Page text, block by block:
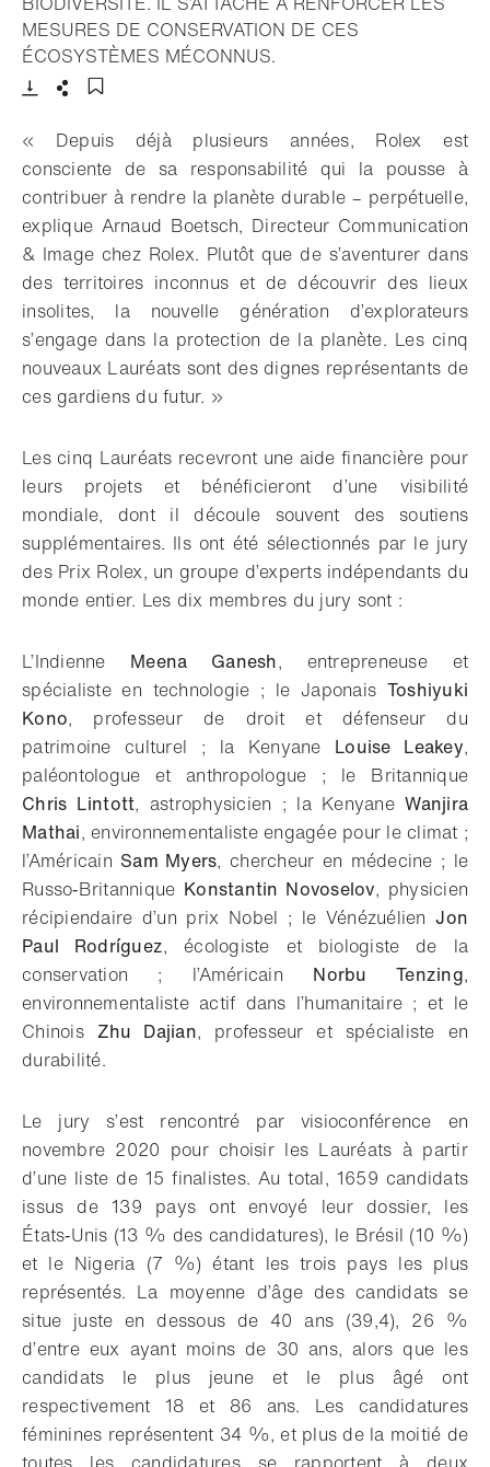
MESURES DE CONSERVATION DE CES
ÉCOSYSTÈMES MÉCONNUS.
« Depuis déjà plusieurs années, Rolex est
consciente de sa responsabilité qui la pousse à
contribuer à rendre la planète durable – perpétuelle,
explique Arnaud Boetsch, Directeur Communication
& Image chez Rolex. Plutôt que de s’aventurer dans
des territoires inconnus et de découvrir des lieux
insolites, la nouvelle génération d’explorateurs
s’engage dans la protection de la planète. Les cinq
nouveaux Lauréats sont des dignes représentants de
ces gardiens du futur. »
Les cinq Lauréats recevront une aide financière pour
leurs projets et bénéficieront d’une visibilité
mondiale, dont il découle souvent des soutiens
supplémentaires. Ils ont été sélectionnés par le jury
des Prix Rolex, un groupe d’experts indépendants du
monde entier. Les dix membres du jury sont :
L’Indienne Meena Ganesh, entrepreneuse et
spécialiste en technologie ; le Japonais Toshiyuki
Kono, professeur de droit et défenseur du
patrimoine culturel ; la Kenyane Louise Leakey,
paléontologue et anthropologue ; le Britannique
Chris Lintott, astrophysicien ; la KenyaneWanjira
Mathai, environnementaliste engagée pour le climat ;
l’Américain Sam Myers, chercheur en médecine ; le
Russo‑Britannique Konstantin Novoselov, physicien
récipiendaire d’un prix Nobel ; le VénézuélienJon
Paul Rodríguez, écologiste et biologiste de la
conservation ; l’Américain Norbu Tenzing,
environnementaliste actif dans l’humanitaire ; et le
Chinois Zhu Dajian, professeur et spécialiste en
durabilité.
Le jury s’est rencontré par visioconférence en
novembre 2020 pour choisir les Lauréats à partir
d’une liste de 15 finalistes. Au total, 1659 candidats
issus de 139 pays ont envoyé leur dossier, les
États‑Unis (13 % des candidatures), le Brésil (10 %)
et le Nigeria (7 %) étant les trois pays les plus
représentés. La moyenne d’âge des candidats se
situe juste en dessous de 40 ans (39,4), 26 %
d’entre eux ayant moins de 30 ans, alors que les
candidats le plus jeune et le plus âgé ont
respectivement 18 et 86 ans. Les candidatures
féminines représentent 34 %, et plus de la moitié de